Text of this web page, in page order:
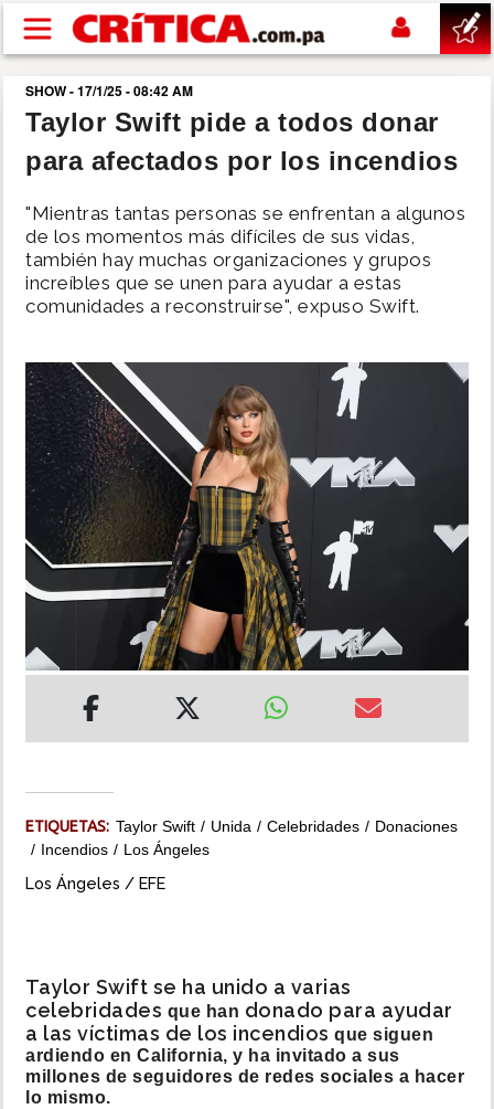
Pasar al contenido principal
buscar
SUCESOS
NACIONAL
POLÍTICA
DEPORTES
MUNDO
INSÓLITAS
MULTIMEDIA
IMPRESO
SHOW - 17/1/25 - 08:42 AM
Taylor Swift pide a todos donar
para afectados por los incendios
"Mientras tantas personas se enfrentan a algunos
de los momentos más difíciles de sus vidas,
también hay muchas organizaciones y grupos
increíbles que se unen para ayudar a estas
comunidades a reconstruirse", expuso Swift.
ETIQUETAS: Taylor Swift Unida Celebridades
Donaciones
Incendios
Los Ángeles
Los Ángeles / EFE
Taylor Swift se ha unido a varias
celebridades que han donado para ayudar
a las víctimas de los incendios que siguen
ardiendo en California, y ha invitado a sus
millones de seguidores de redes sociales a hacer
lo mismo.